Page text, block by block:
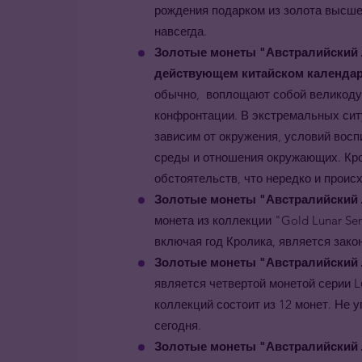
рождения подарком из золота
навсегда.
Золотые монеты
действующем китайском
обычно, воплощают собой
конфронтации. В экстремальных
зависим от окружения, условий
среды и отношения окружающих.
обстоятельств, что нередко и
Золотые монеты "Австралийский
монета из коллекции "Gold Lunar
включая год Кролика, является
Золотые монеты "Австралийский
является четвертой монетой серии
коллекций состоит из 12 монет. Не
сегодня.
Золотые монеты "Австралийский